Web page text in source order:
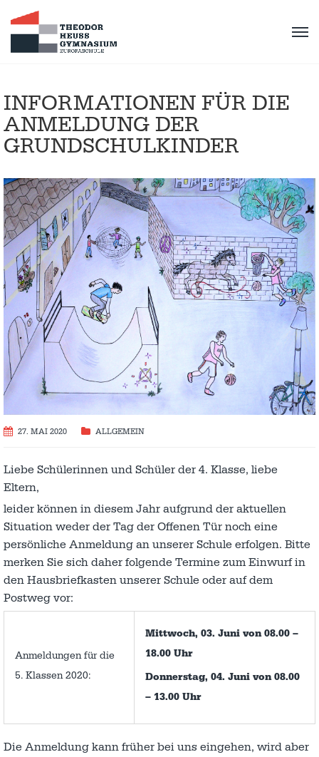
INFORMATIONEN FÜR DIE
ANMELDUNG DER
GRUNDSCHULKINDER
27. MAI 2020 ALLGEMEIN
Liebe Schülerinnen und Schüler der 4. Klasse, liebe
Eltern,
leider können in diesem Jahr aufgrund der aktuellen
Situation weder der Tag der Offenen Tür noch eine
persönliche Anmeldung an unserer Schule erfolgen. Bitte
merken Sie sich daher folgende Termine zum Einwurf in
den Hausbriefkasten unserer Schule oder auf dem
Postweg vor:
Anmeldungen für die
5. Klassen 2020:
Mittwoch, 03. Juni von 08.00 –
18.00 Uhr
Donnerstag, 04. Juni von 08.00
– 13.00 Uhr
Die Anmeldung kann früher bei uns eingehen, wird aber